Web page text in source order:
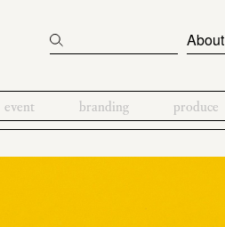
About
event branding produce